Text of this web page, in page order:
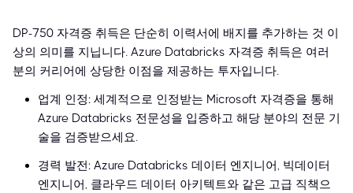
DP-750 자격증 취득은 단순히 이력서에 배지를 추가하는 것 이
상의 의미를 지닙니다. Azure Databricks 자격증 취득은 여러
분의 커리어에 상당한 이점을 제공하는 투자입니다.
업계 인정: 세계적으로 인정받는 Microsoft 자격증을 통해
Azure Databricks 전문성을 입증하고 해당 분야의 전문 기
술을 검증받으세요.
경력 발전: Azure Databricks 데이터 엔지니어, 빅데이터
엔지니어, 클라우드 데이터 아키텍트와 같은 고급 직책으